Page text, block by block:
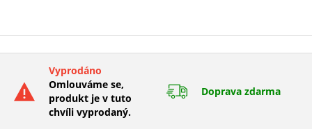
Vyprodáno
Omlouváme se,
produkt je v tuto
chvíli vyprodaný.
Doprava zdarma